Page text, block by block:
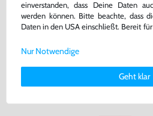
nur64,99 €
DAS HABEN
einverstanden, dass Deine Daten
werden können. Bitte beachte, dass
Daten in den USA einschließt. Bereit für
Weitere Informationen zu den von
Deinen Rechten als Nutzer findest
Impressum.
Geht klar
Nur Notwendige